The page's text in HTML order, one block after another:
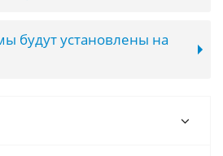
будут установлены на